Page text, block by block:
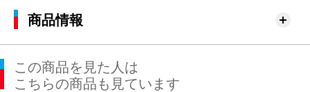
商品情報
この商品を見た人は
こちらの商品も見ています